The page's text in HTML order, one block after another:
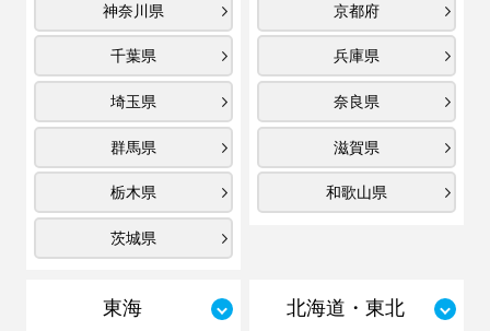
神奈川県
千葉県
埼玉県
群馬県
栃木県
茨城県
京都府
兵庫県
奈良県
滋賀県
和歌山県
東海 北海道・東北